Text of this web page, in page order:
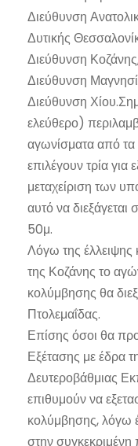
Διεύθυνση
Δυτικής
Διεύθυνση
Διεύθυνση
Διεύθυνση
ελεύθερο)
αγωνίσματα από τα
επιλέγουν τρία για
μεταχείριση των
αυτό να
50μ.
Λόγω της
της Κοζάνης το
κολύμβησης θα
Πτολεμαΐδας.
Επίσης όσοι θα
Εξέτασης με έδρα
Δευτεροβάθμιας
επιθυμούν να
κολύμβησης, λόγω
στην